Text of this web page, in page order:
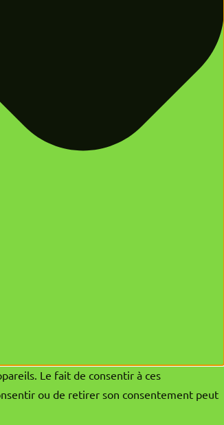
Le fait de consentir à ces
ou de retirer son consentement peut